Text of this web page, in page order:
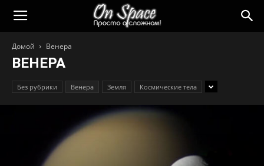
Домой Венера
ВЕНЕРА
Без рубрики Венера Земля Космические тела